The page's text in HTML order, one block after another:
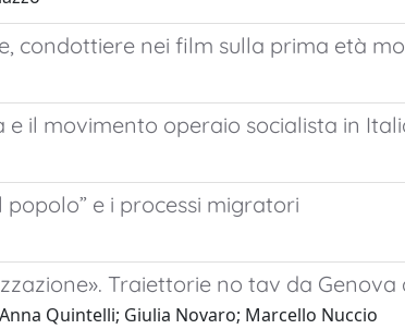
condottiere nei film sulla prima età
il movimento operaio socialista in Italia
popolo” e i processi migratori
Traiettorie no tav da Genova
Quintelli; Giulia Novaro; Marcello Nuccio